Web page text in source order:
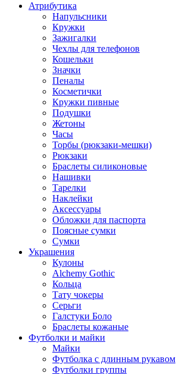
Атрибутика
Напульсники
Кружки
Зажигалки
Чехлы для телефонов
Кошельки
Значки
Пеналы
Косметички
Кружки пивные
Подушки
Жетоны
Часы
Торбы (рюкзаки-мешки)
Рюкзаки
Браслеты силиконовые
Нашивки
Тарелки
Наклейки
Аксессуары
Обложки для паспорта
Поясные сумки
Сумки
Украшения
Кулоны
Alchemy Gothic
Кольца
Тату чокеры
Серьги
Галстуки Боло
Браслеты кожаные
Футболки и майки
Майки
Футболка с длинным рукавом
Футболки группы